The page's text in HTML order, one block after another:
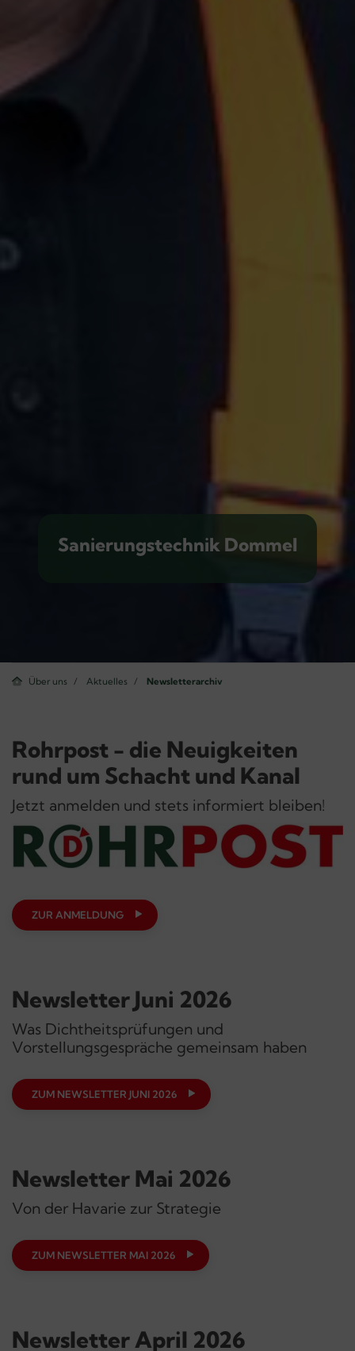
Sanierungstechnik Dommel
Über uns Aktuelles Newsletterarchiv
Rohrpost - die Neuigkeiten
rund um Schacht und Kanal
Jetzt anmelden und stets informiert bleiben!
ZUR ANMELDUNG
Newsletter Juni 2026
Was Dichtheitsprüfungen und
Vorstellungsgespräche gemeinsam haben
ZUM NEWSLETTER JUNI 2026
Newsletter Mai 2026
Von der Havarie zur Strategie
ZUM NEWSLETTER MAI 2026
Newsletter April 2026